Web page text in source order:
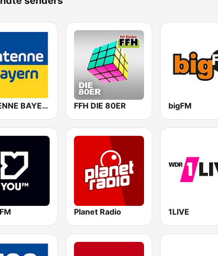
ANTENNE BAYERN FFH DIE 80ER bigFM
Planet Radio 1LIVE